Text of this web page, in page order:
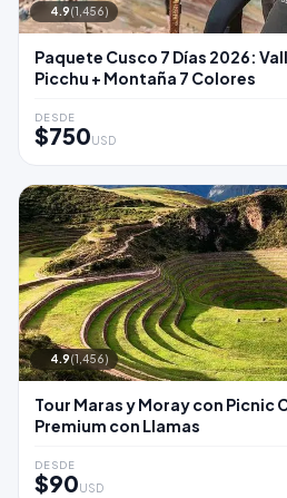
4.9(1,456)
Paquete Cusco 7 Días 2026:
Picchu + Montaña 7 Colores
DESDE
$750USD
4.9(1,456)
Tour Maras y Moray con Picnic
Premium con Llamas
DESDE
$90USD